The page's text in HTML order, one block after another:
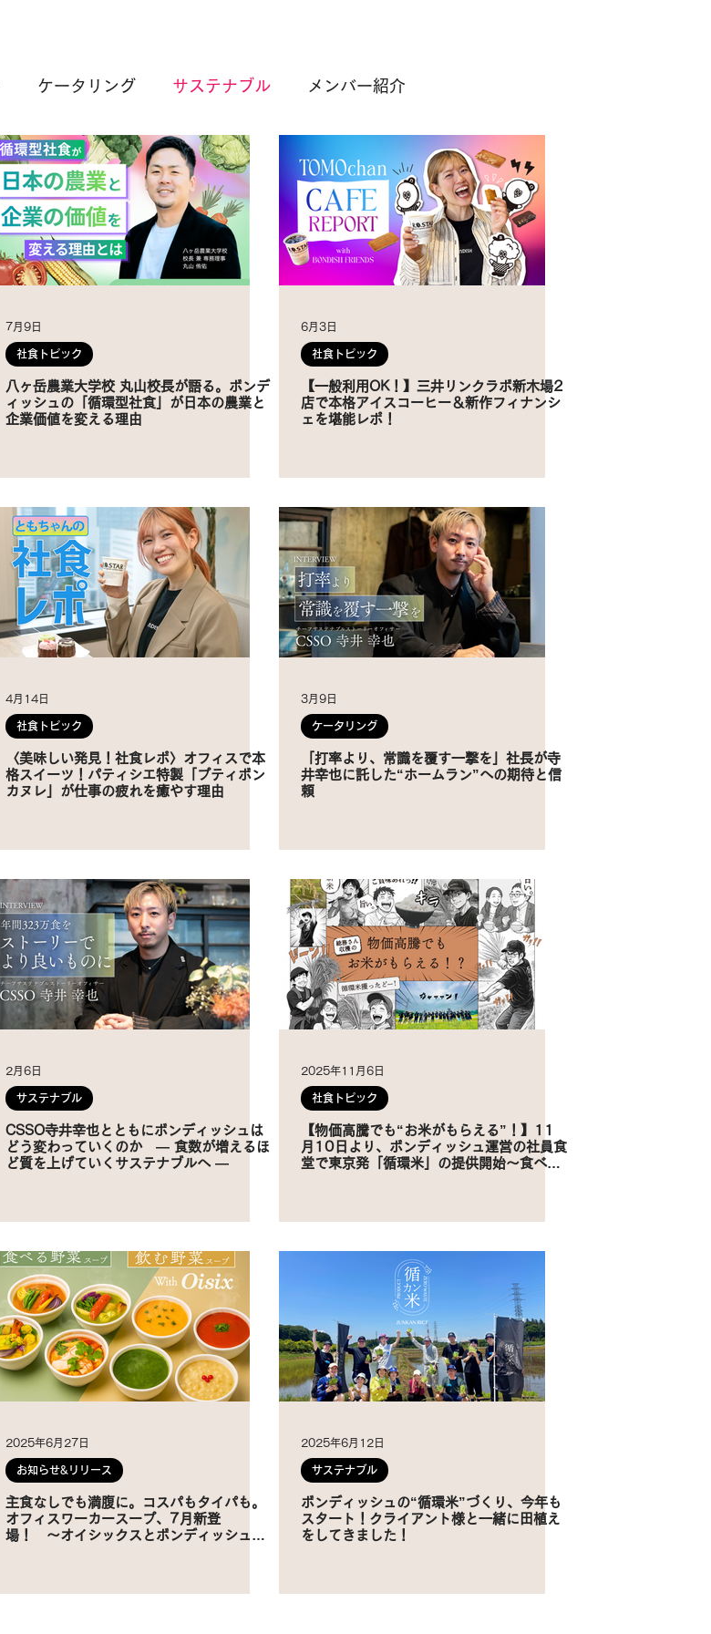
ケータリング サステナブル メンバー紹介
7月9日
社食トピック
八ヶ岳農業大学校 丸山校長が語る。ボンデ
ィッシュの「循環型社食」が日本の農業と
企業価値を変える理由
6月3日
社食トピック
【一般利用OK！】三井リンクラボ新木場2
店で本格アイスコーヒー＆新作フィナンシ
ェを堪能レポ！
4月14日
社食トピック
〈美味しい発見！社食レポ〉オフィスで本
格スイーツ！パティシエ特製「プティボン
カヌレ」が仕事の疲れを癒やす理由
3月9日
ケータリング
「打率より、常識を覆す一撃を」社長が寺
井幸也に託した“ホームラン”への期待と信
頼
2月6日
サステナブル
CSSO寺井幸也とともにボンディッシュは
どう変わっていくのか ― 食数が増えるほ
ど質を上げていくサステナブルへ ―
2025年11月6日
社食トピック
【物価高騰でも“お米がもらえる”！】11
月10日より、ボンディッシュ運営の社員食
堂で東京発「循環米」の提供開始～食べて
2025年6月27日
お知らせ&リリース
主食なしでも満腹に。コスパもタイパも。
オフィスワーカースープ、7月新登
場！ 〜オイシックスとボンディッシュの
2025年6月12日
サステナブル
ボンディッシュの“循環米”づくり、今年も
スタート！クライアント様と一緒に田植え
をしてきました！